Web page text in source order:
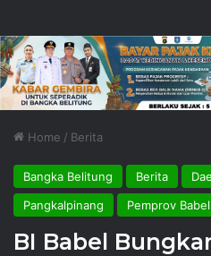
Home / Berita
Bangka Belitung Berita
Pangkalpinang
Pemprov Babel
BI Babel